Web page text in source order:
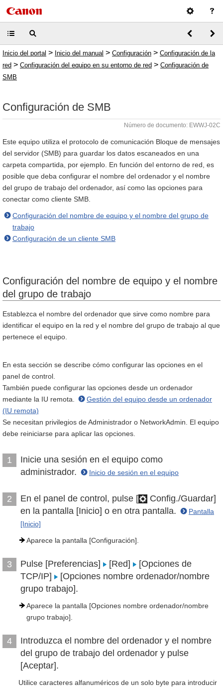
Inicio del portal > Inicio del manual > Configuración > Configuración de la
red > Configuración del equipo en su entorno de red > Configuración de
SMB
Configuración de SMB
Número de documento: EWWJ-02C
Este equipo utiliza el protocolo de comunicación Bloque de mensajes
del servidor (SMB) para guardar los datos escaneados en una
carpeta compartida, por ejemplo. En función del entorno de red, es
posible que deba configurar el nombre del ordenador y el nombre
del grupo de trabajo del ordenador, así como las opciones para
conectar como cliente SMB.
Configuración del nombre de equipo y el nombre del grupo de
trabajo
Configuración de un cliente SMB
Configuración del nombre de equipo y el nombre
del grupo de trabajo
Establezca el nombre del ordenador que sirve como nombre para
identificar el equipo en la red y el nombre del grupo de trabajo al que
pertenece el equipo.
En esta sección se describe cómo configurar las opciones en el
panel de control.
También puede configurar las opciones desde un ordenador
mediante la IU remota.
Gestión del equipo desde un ordenador
(IU remota)
Se necesitan privilegios de Administrador o NetworkAdmin. El equipo
debe reiniciarse para aplicar las opciones.
1
Inicie una sesión en el equipo como
administrador.
Inicio de sesión en el equipo
2 En el panel de control, pulse [
Config./Guardar]
en la pantalla [Inicio] o en otra pantalla.
Pantalla
[Inicio]
Aparece la pantalla [Configuración].
3 Pulse [Preferencias] [Red]
[Opciones de
TCP/IP]
[Opciones nombre ordenador/nombre
grupo trabajo].
Aparece la pantalla [Opciones nombre ordenador/nombre
grupo trabajo].
4
Introduzca el nombre del ordenador y el nombre
del grupo de trabajo del ordenador y pulse
[Aceptar].
Utilice caracteres alfanuméricos de un solo byte para introducir